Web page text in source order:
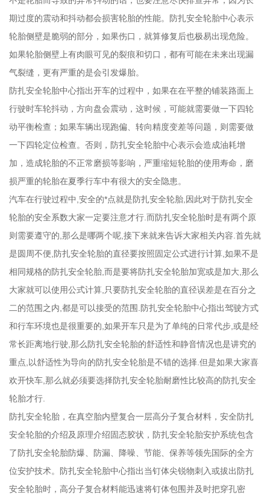
期过度的震动和抖动都会损害轮胎的性能。防扎安全轮胎中心表示
轮胎侧壁是脆弱的部分，如果伤口，就算修复后也极易出现危险。
如果轮胎侧壁上有肉眼可见的裂痕和切口，都有可能在未来出现漏
气裂缝，更有严重的是会引发爆胎。
防扎安全轮胎中心指出开车的过程中，如果在在平整的铺装路面上
行驶时车轮抖动，方向盘会震动，这时候，可能就需要做一下四轮
动平衡检查；如果车辆出现跑偏、转向精度变差等问题，则需要做
一下四轮定位检查。否则，防扎安全轮胎中心表示会造成油耗增
加，造成轮胎的不正常磨损等影响，严重缩短轮胎的使用寿命，磨
损严重的轮胎在夏季行车中有很大的安全隐患。
汽车在行驶过程中,安全的*点就是防扎安全轮胎,因此对于防扎安全
轮胎的安全系数大家一定要注意才行.而防扎安全轮胎时是有两个原
则需要遵守的,那么是哪两个呢,接下来就来告诉大家相关内容.首先就
是圆周不便,防扎安全轮胎的直径要按照固定公式进行计算,如果不是
相同规格的防扎安全轮胎,而是要将防扎安全轮胎加宽或是加大,那么
大家就可以使用公式计算,只要防扎安全轮胎的直径误差是在百分之
二的范围之内,都是可以接受的范围.防扎安全轮胎中心指出驾驶方式
和行车环境也是很重要的,如果开车只是为了单纯的日常代步,或是经
常长距离地行驶,那么防扎安全轮胎的舒适性和静音情况也是讲究的
重点,以舒适性为导向的防扎安全轮胎是不错的选择.但是如果大家喜
欢开快车,那么就必须要选择防扎安全轮胎耐磨性比较高的防扎安全
轮胎才行.
防扎安全轮胎，在真空胎内壁复合一层高分子复合材料，安全防扎
安全轮胎的介绍及原理介绍固态胶状，防扎安全轮胎安护系统包含
了防扎安全轮胎防爆、防漏、降噪、节能、保养等领先国际的全方
位安护技术。防扎安全轮胎中心指出当钉体尖锐物刺入或拔出防扎
安全轮胎时，高分子复合材料能迅速将钉体包围并及时把穿孔密